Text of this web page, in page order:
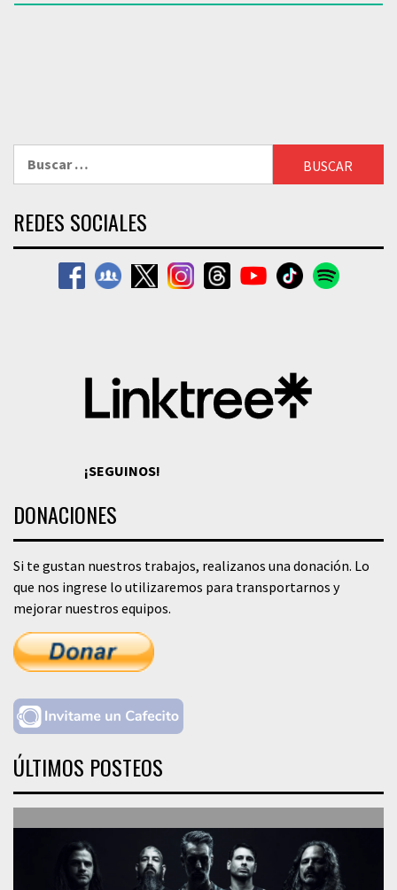
REDES SOCIALES
¡SEGUINOS!
DONACIONES
Si te gustan nuestros trabajos, realizanos una donación. Lo
que nos ingrese lo utilizaremos para transportarnos y
mejorar nuestros equipos.
ÚLTIMOS POSTEOS